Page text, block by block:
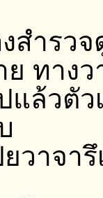
งสำรว
ย ทางว
แล้วตัว
ยวาจา